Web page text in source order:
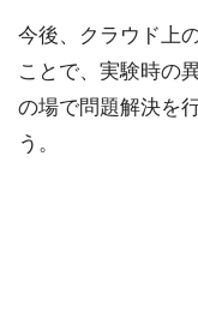
今後、クラウド上
ことで、実験時の
の場で問題解決を
う。